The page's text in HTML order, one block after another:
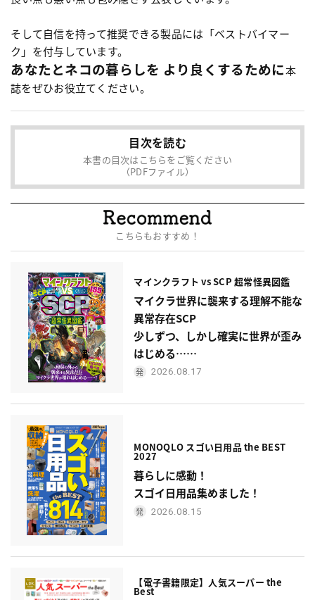
そして自信を持って推奨できる製品には「ベストバイマー
ク」を付与しています。
あなたとネコの暮らしを より良くするために本
誌をぜひお役立てください。
目次を読む
本書の目次はこちらをご覧ください
（PDFファイル）
こちらもおすすめ！
マインクラフト vs SCP 超常怪異図鑑
マイクラ世界に襲来する理解不能な
異常存在SCP
少しずつ、しかし確実に世界が歪み
はじめる……
2026.08.17
MONOQLO スゴい日用品 the BEST
2027
暮らしに感動！
スゴイ日用品集めました！
2026.08.15
【電子書籍限定】人気スーパー the
Best